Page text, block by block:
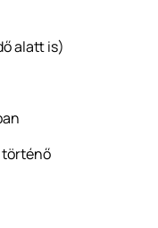
alatt is)